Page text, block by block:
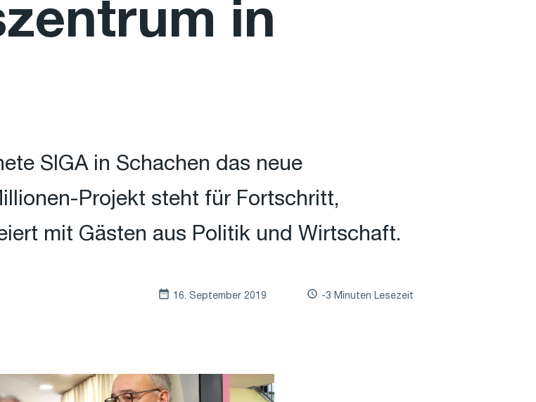
in
SIGA in Schachen das neue
Projekt steht für Fortschritt,
mit Gästen aus Politik und Wirtschaft.
16. September 2019 -3 Minuten Lesezeit